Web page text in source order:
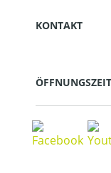
KONTAKT